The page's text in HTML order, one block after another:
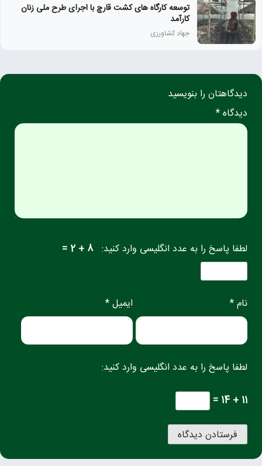
توسعه کارگاه های کشت قارچ با اجرای طرح ملی زنان
كارآمد
جهاد کشاورزی
دیدگاهتان را بنویسید
دیدگاه *
لطفا پاسخ را به عدد انگلیسی وارد کنید: 8 + 2 =
نام * ایمیل *
لطفا پاسخ را به عدد انگلیسی وارد کنید:
11 + 14 =